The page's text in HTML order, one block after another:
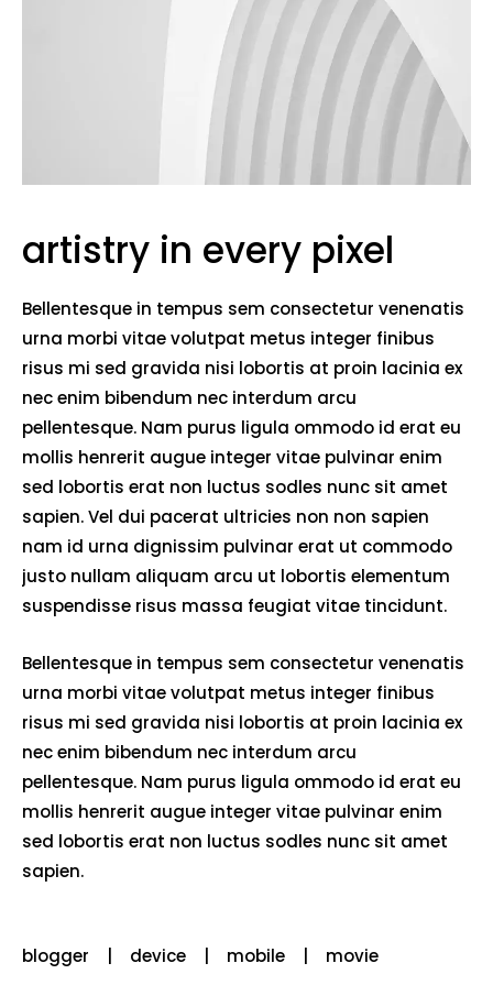
artistry in every pixel
Bellentesque in tempus sem consectetur venenatis
urna morbi vitae volutpat metus integer finibus
risus mi sed gravida nisi lobortis at proin lacinia ex
nec enim bibendum nec interdum arcu
pellentesque. Nam purus ligula ommodo id erat eu
mollis henrerit augue integer vitae pulvinar enim
sed lobortis erat non luctus sodles nunc sit amet
sapien. Vel dui pacerat ultricies non non sapien
nam id urna dignissim pulvinar erat ut commodo
justo nullam aliquam arcu ut lobortis elementum
suspendisse risus massa feugiat vitae tincidunt.
Bellentesque in tempus sem consectetur venenatis
urna morbi vitae volutpat metus integer finibus
risus mi sed gravida nisi lobortis at proin lacinia ex
nec enim bibendum nec interdum arcu
pellentesque. Nam purus ligula ommodo id erat eu
mollis henrerit augue integer vitae pulvinar enim
sed lobortis erat non luctus sodles nunc sit amet
sapien.
blogger device mobile movie